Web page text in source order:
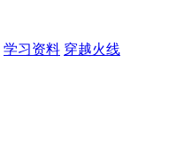
学习资料 穿越火线